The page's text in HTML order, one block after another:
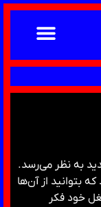
به نظر می‌رسد.
بتوانید از آن‌ها
خود فکر